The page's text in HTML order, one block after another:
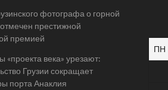
фотографа о горной
престижной
премией
«проекта века» урезают:
Грузии сокращает
порта Анаклия
ПН